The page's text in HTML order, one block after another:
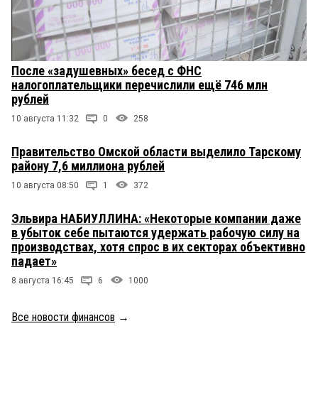
После «задушевных» бесед с ФНС
налогоплательщики перечислили ещё 746 млн
рублей
10 августа 11:32 0 258
Правительство Омской области выделило Тарскому
району 7,6 миллиона рублей
10 августа 08:50 1 372
Эльвира НАБИУЛЛИНА: «Некоторые компании даже
в убыток себе пытаются удержать рабочую силу на
производствах, хотя спрос в их секторах объективно
падает»
8 августа 16:45 6 1000
Все новости финансов →